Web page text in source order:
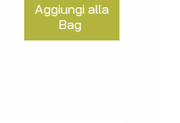
Aggiungi alla
Bag